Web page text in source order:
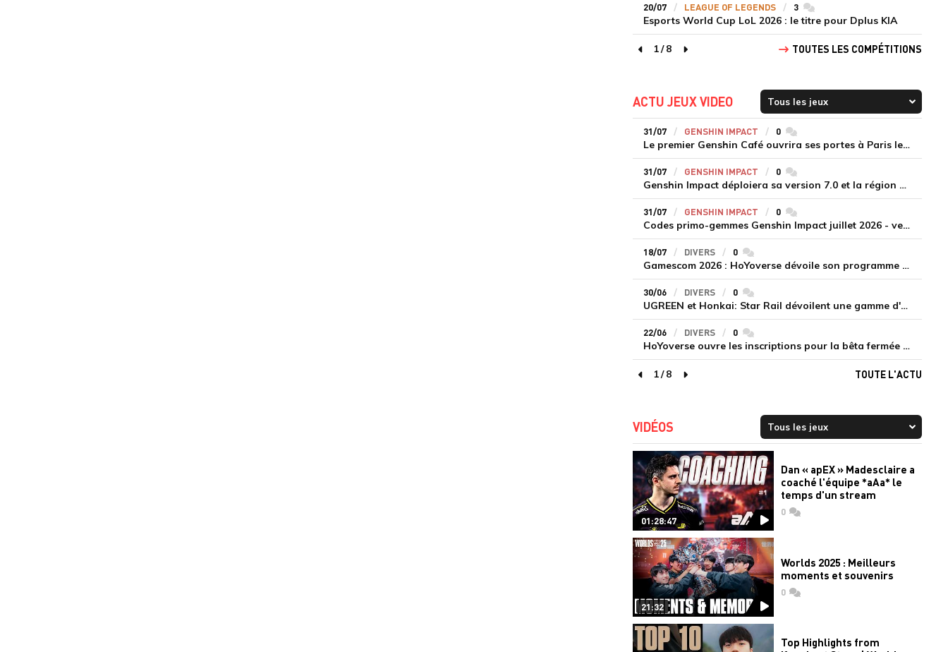
20/07 LEAGUE OF LEGENDS 3commentaires
Esports World Cup LoL 2026 : le titre pour Dplus KIA
page précédente
1/8
page suivante
TOUTES LES COMPÉTITIONS
ACTU JEUX VIDEO
31/07 GENSHIN IMPACT 0commentaires
Le premier Genshin Café ouvrira ses portes à Paris le 14 août
31/07 GENSHIN IMPACT 0commentaires
Genshin Impact déploiera sa version 7.0 et la région de Snezhnaya le 12 août
31/07 GENSHIN IMPACT 0commentaires
Codes primo-gemmes Genshin Impact juillet 2026 - version 7.0
18/07 DIVERS 0commentaires
Gamescom 2026 : HoYoverse dévoile son programme et présente deux nouveaux jeux inédits
30/06 DIVERS 0commentaires
UGREEN et Honkai: Star Rail dévoilent une gamme d'accessoires de recharge en édition limitée
22/06 DIVERS 0commentaires
HoYoverse ouvre les inscriptions pour la bêta fermée de Honkai : Nexus Anima
page précédente
1/8
page suivante
TOUTE L'ACTU
VIDÉOS
01:28:47
Dan « apEX » Madesclaire a
coaché l'équipe *aAa* le
temps d'un stream
0commentaires
21:32
Worlds 2025 : Meilleurs
moments et souvenirs
0commentaires
Top Highlights from